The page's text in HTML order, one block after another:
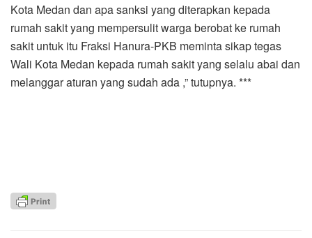
Kota Medan dan apa sanksi yang diterapkan kepada
rumah sakit yang mempersulit warga berobat ke rumah
sakit untuk itu Fraksi Hanura-PKB meminta sikap tegas
Wali Kota Medan kepada rumah sakit yang selalu abai dan
melanggar aturan yang sudah ada ,” tutupnya. ***